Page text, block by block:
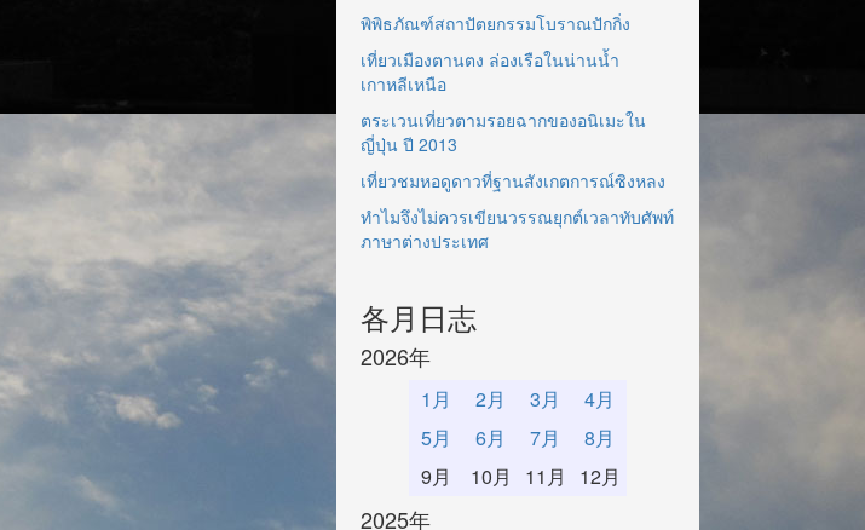
พิพิธภัณฑ์สถาปัตยกรรมโบราณปักกิ่ง
เที่ยวเมืองตานตง ล่องเรือในน่านน้ำ
เกาหลีเหนือ
ตระเวนเที่ยวตามรอยฉากของอนิเมะใน
ญี่ปุ่น ปี 2013
เที่ยวชมหอดูดาวที่ฐานสังเกตการณ์ซิงหลง
ทำไมจึงไม่ควรเขียนวรรณยุกต์เวลาทับศัพท์
ภาษาต่างประเทศ
各月日志
2026年
1月 2月 3月
4月
5月
6月 7月
8月
9月
10月 11月 12月
2025年